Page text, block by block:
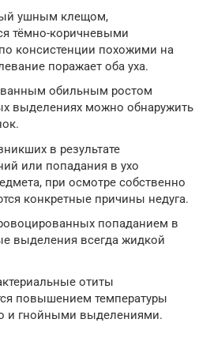
ушным клещом,
тёмно-коричневыми
консистенции похожими на
поражает оба уха.
обильным ростом
выделениях можно обнаружить
в результате
или попадания в ухо
при осмотре собственно
конкретные причины недуга.
попаданием в
выделения всегда жидкой
отиты
повышением температуры
и гнойными выделениями.